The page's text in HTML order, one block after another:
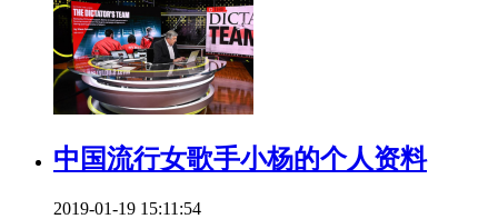
中国流行女歌手小杨的个人资料
2019-01-19 15:11:54